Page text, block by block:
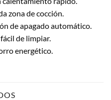
zona de cocción.
de apagado automático.
de limpiar.
energético.